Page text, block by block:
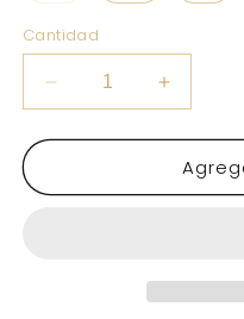
no
disponible
Cantidad
Reducir
cantidad
para
Aumentar
cantidad
para
NELLY